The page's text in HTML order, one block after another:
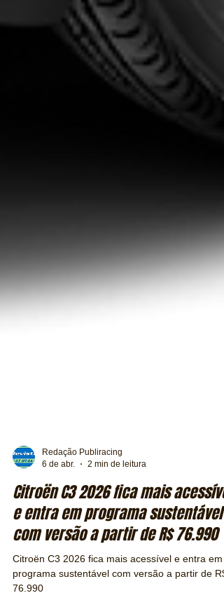
6 de abr.
2 min de leitura
Citroën C3 2026 fica mais acessível
e entra em programa sustentável
com versão a partir de R$ 76.990
Citroën C3 2026 fica mais acessível e entra em